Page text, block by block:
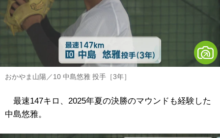
おかやま山陽／10 中島悠雅 投手［3年］
最速147キロ、2025年夏の決勝のマウンドも経験した
中島悠雅。